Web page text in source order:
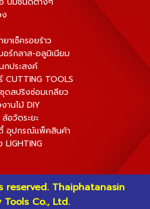
าเช็ครอยร้าว
อร์กลาส-อลูมิเนียม
กประสงค์
TOOLS
ดสปริงซ่อมเกลียว
านไม้ DIY
อวัดระยะ
อุปกรณ์แพ็คสินค้า
reserved. Thaiphatanasin
Tools Co., Ltd.